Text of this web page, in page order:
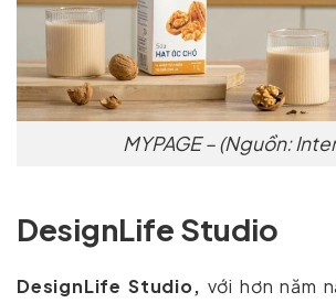
MYPAGE – (Nguồn:
DesignLife Studio
DesignLife Studio, với hơn năm